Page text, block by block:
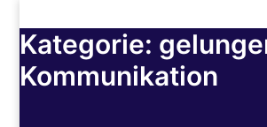
Kategorie:
Kommunikation